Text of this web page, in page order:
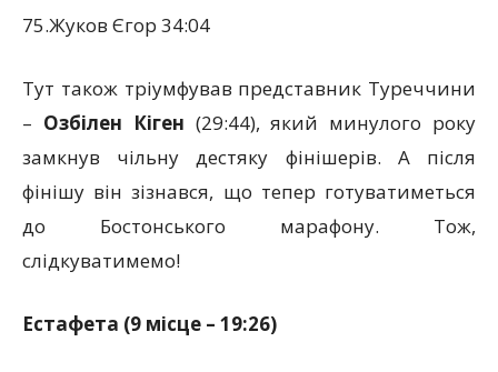
75.Жуков Єгор 34:04
Тут також тріумфував представник Туреччини
– Озбілен Кіген (29:44), який минулого року
замкнув чільну дестяку фінішерів. А після
фінішу він зізнався, що тепер готуватиметься
до Бостонського марафону. Тож,
слідкуватимемо!
Естафета (9 місце – 19:26)